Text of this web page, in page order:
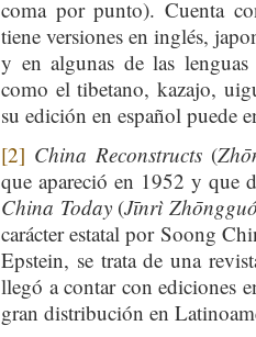
coma por punto). Cuenta
tiene versiones en inglés,
y en algunas de las
como el tibetano, kazajo,
su edición en español puede
[2] China Reconstructs(
que apareció en 1952 y que
China Today(Jīnrì
carácter estatal por Soong
Epstein, se trata de una
llegó a contar con ediciones
gran distribución en